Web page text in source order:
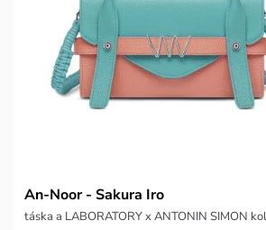
An-Noor - Sakura Iro
táska a LABORATORY x ANTONIN SIMON